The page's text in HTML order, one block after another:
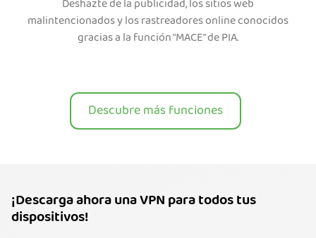
Deshazte de la publicidad, los sitios web
malintencionados y los rastreadores online conocidos
gracias a la función "MACE" de PIA.
Descubre más funciones
¡Descarga ahora una VPN para todos tus
dispositivos!